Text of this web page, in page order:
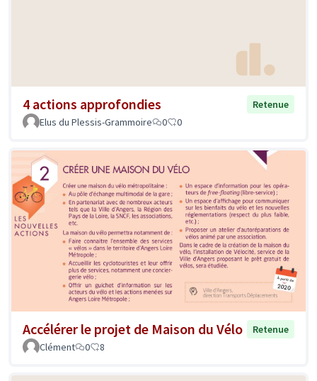
4 actions approfondies
Retenue
Elus du Plessis-Grammoire
0 0
Accélérer le projet de Maison du Vélo
Retenue
Clément
0 8